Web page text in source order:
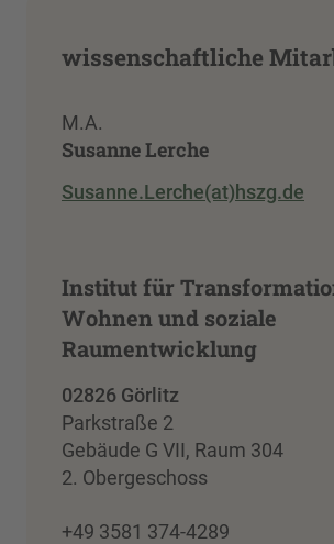
wissenschaftliche
M.A.
Susanne Lerche
Susanne.Lerche(at)hszg.de
Institut für
Wohnen und soziale
Raumentwicklung
02826 Görlitz
Parkstraße 2
Gebäude G VII, Raum 304
2. Obergeschoss
+49 3581 374-4289